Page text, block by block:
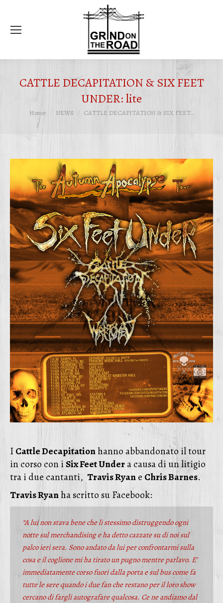
CATTLE DECAPITATION & SIX FEET
UNDER: lite
Tu sei qui:
Home NEWS CATTLE DECAPITATION & SIX FEET…
ICattle Decapitationhanno abbandonato il tour
in corso con iSix Feet Undera causa di un litigio
tra i due cantanti, Travis Ryane Chris Barnes.
Travis Ryanha scritto su Facebook:
“A lui non stava bene che li stessimo distruggendo ogni
notte sul merchandising e ha detto cazzate su di noi sul
palco ieri sera. Sono andato da lui per confrontarmi sulla
cosa e il coglione mi ha tirato un pugno mentre parlavo. E’
immediatamente corso fuori dalla porta e sul bus come fa
tutte le sere quando i due fan che restano per il loro show
cercano di fargli autografare qualcosa. Ce ne andiamo dal